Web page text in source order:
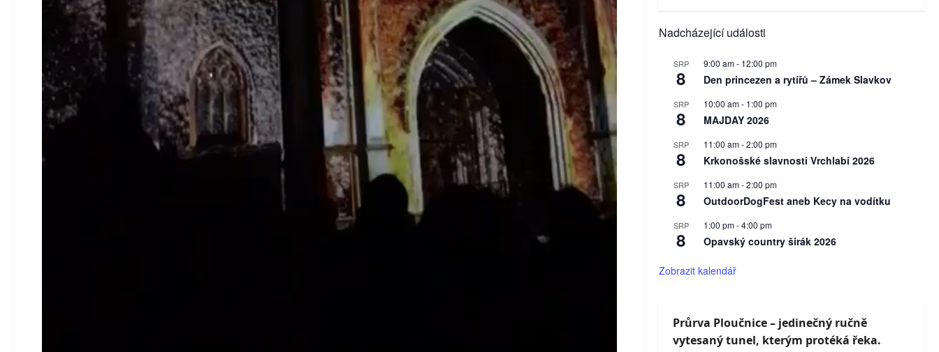
Nadcházející události
SRP
8
9:00 am- 12:00 pm
Den princezen a rytířů – Zámek Slavkov
SRP
8
10:00 am- 1:00 pm
MAJDAY 2026
SRP
8
11:00 am-2:00 pm
Krkonošské slavnosti Vrchlabí 2026
SRP
8
11:00 am-2:00 pm
OutdoorDogFest aneb Kecy na vodítku
SRP
8
1:00 pm-4:00 pm
Opavský country širák 2026
Zobrazit kalendář
Průrva Ploučnice – jedinečný ručně
vytesaný tunel, kterým protéká řeka.